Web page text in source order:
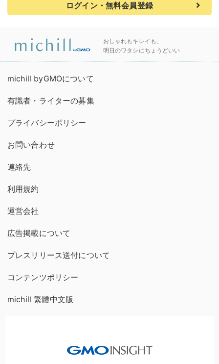
ログイン・無料会員登録
おしゃれもキレイも、
明日のワタシにちょうどいい
michill byGMOについて
有識者・ライターの募集
プライバシーポリシー
お問い合わせ
連絡先
利用規約
運営会社
広告掲載について
プレスリリース送付について
コンテンツポリシー
michill 繁體中文版